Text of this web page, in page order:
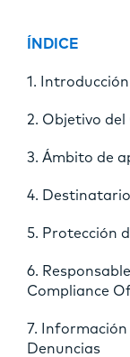
ÍNDICE
1. Introducción
2. Objetivo
3. Ámbito de
4.
5. Protección
6.
Compliance
7. Información
Denuncias